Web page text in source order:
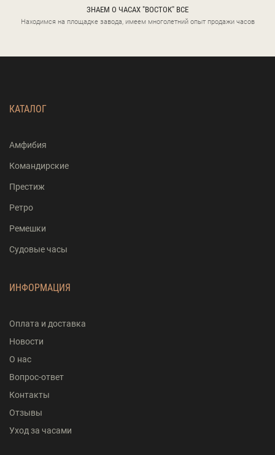
ЗНАЕМ О ЧАСАХ "ВОСТОК" ВСЕ
Находимся на площадке завода, имеем многолетний опыт продажи часов
КАТАЛОГ
Амфибия
Командирские
Престиж
Ретро
Ремешки
Судовые часы
ИНФОРМАЦИЯ
Оплата и доставка
Новости
О нас
Вопрос-ответ
Контакты
Отзывы
Уход за часами